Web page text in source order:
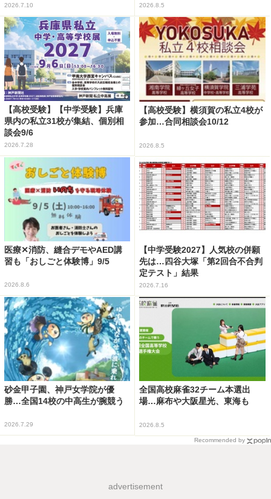
2026.7.10 2026.8.5
【高校受験】【中学受験】兵庫
県内の私立31校が集結、個別相
談会9/6
2026.7.28
【高校受験】横須賀の私立4校が
参加…合同相談会10/12
2026.8.5
医療✕消防、縫合デモやAED講
習も「おしごと体験博」9/5
2026.8.6
【中学受験2027】人気校の併願
先は…四谷大塚「第2回合不合判
定テスト」結果
2026.7.16
砂金甲子園、神戸女学院が優
勝…全国14校の中高生が腕競う
2026.7.29
全国高校麻雀32チーム本選出
場…麻布や大阪星光、東海も
2026.8.5
Recommended by
advertisement